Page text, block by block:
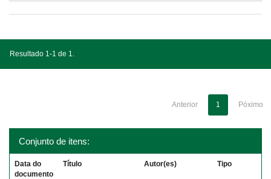
Resultado 1-1 de 1.
Anterior 1 Póximo
Conjunto de itens:
Data do
documento
Título Autor(es) Tipo